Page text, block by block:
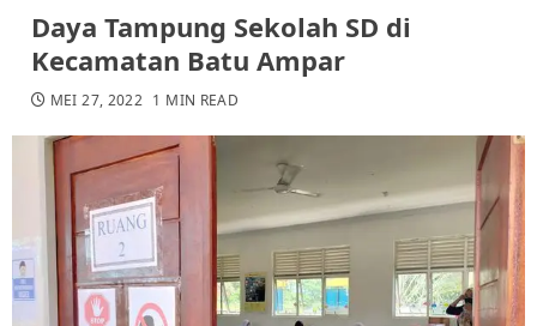
Daya Tampung Sekolah SD di
Kecamatan Batu Ampar
MEI 27, 2022 1 MIN READ